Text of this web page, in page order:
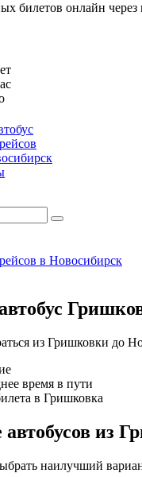
билетов онлайн через
в Новосибирск
из Гришковки до
время в пути
в Гришковка
автобусов из
наилучший